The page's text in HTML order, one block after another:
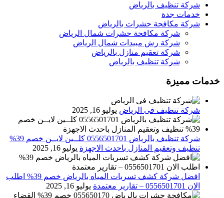
شركة تنظيف بالرياض
خدمات جدة
شركة مكافحة حشرات بالرياض
شركة مكافحة حشرات شمال الرياض
شركة رش مبيدات شمال الرياض
شركة تعقيم منازل بالرياض
شركة تنظيف بالرياض
خدمات مميزة
شركة تنظيف فى الرياض يوليو 16, 2025
شركة تنظيف بالرياض 0556501701 كلــين لايــن خصم 39%
تنظيف وتعقيم المنازل باحدث الاجهزة يوليو 16, 2025
افضل شركة كشف تسربات المياه بالرياض خصم 39% اطلب
الان 0556501701‬‏ – تقارير معتمدة
يوليو 16, 2025